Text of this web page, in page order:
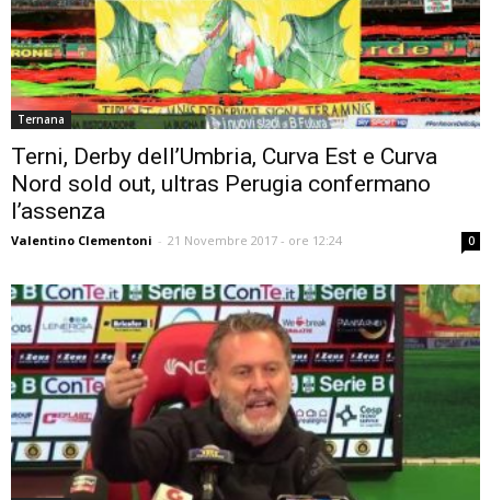
Ternana
Terni, Derby dell’Umbria, Curva Est e Curva
Nord sold out, ultras Perugia confermano
l’assenza
Valentino Clementoni - 21 Novembre 2017 - ore 12:24 0